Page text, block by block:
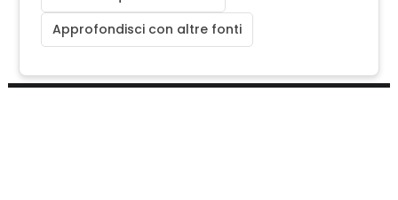
Approfondisci con altre fonti